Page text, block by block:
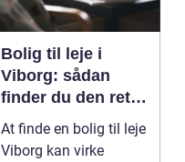
Bolig til leje i
Viborg: sådan
finder du den rette
lejlighed
At finde en bolig til leje
Viborg kan virke